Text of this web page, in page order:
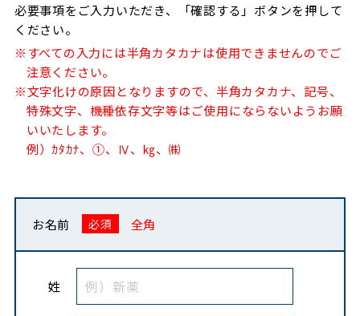
必要事項をご入力いただき、「確認する」ボタンを押して
ください。
※すべての入力には半角カタカナは使用できませんのでご
注意ください。
※文字化けの原因となりますので、半角カタカナ、記号、
特殊文字、機種依存文字等はご使用にならないようお願
いいたします。
例）ｶﾀｶﾅ、①、Ⅳ、㎏、㈱
お名前 全角
姓